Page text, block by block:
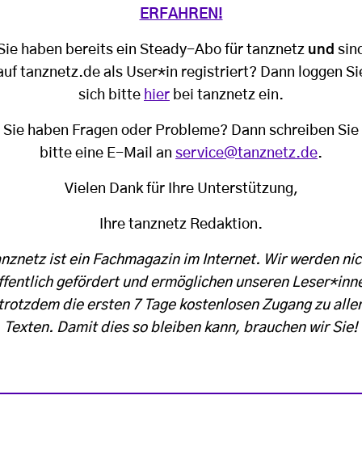
ERFAHREN!
haben bereits ein Steady-Abo für tanznetz und
tanznetz.de als User*in registriert? Dann loggen
sich bitte hier bei tanznetz ein.
Sie haben Fragen oder Probleme? Dann schreiben Sie
bitte eine E-Mail an service@tanznetz.de.
Vielen Dank für Ihre Unterstützung,
Ihre tanznetz Redaktion.
ist ein Fachmagazin im Internet. Wir werden
gefördert und ermöglichen unseren
die ersten 7 Tage kostenlosen Zugang zu
Texten. Damit dies so bleiben kann, brauchen wir Sie!